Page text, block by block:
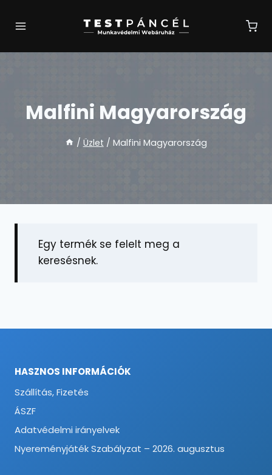
Malfini Magyarország
/ Üzlet / Malfini Magyarország
Egy termék se felelt meg a
keresésnek.
HASZNOS INFORMÁCIÓK
Szállítás, Fizetés
ÁSZF
Adatvédelmi irányelvek
Nyereményjáték Szabályzat – 2026. augusztus